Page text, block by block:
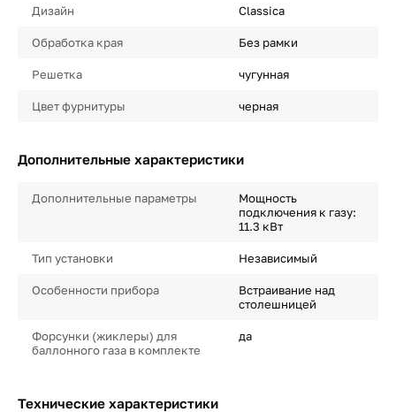
Дизайн Classica
Обработка края Без рамки
Решетка чугунная
Цвет фурнитуры черная
Дополнительные характеристики
Дополнительные параметры
Мощность
подключения к газу:
11.3 кВт
Тип установки Независимый
Особенности прибора
Встраивание над
столешницей
Форсунки (жиклеры) для
баллонного газа в комплекте
да
Технические характеристики